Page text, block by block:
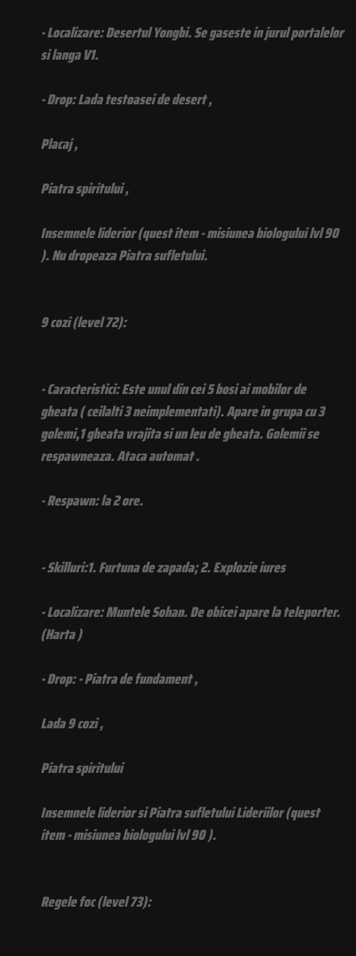
- Localizare: Desertul Yongbi. Se gaseste in jurul portalelor
si langa V1.
- Drop: Lada testoasei de desert ,
Placaj ,
Piatra spiritului ,
Insemnele liderior (quest item - misiunea biologului lvl 90
). Nu dropeaza Piatra sufletului.
9 cozi (level 72):
- Caracteristici: Este unul din cei 5 bosi ai mobilor de
gheata ( ceilalti 3 neimplementati). Apare in grupa cu 3
golemi,1 gheata vrajita si un leu de gheata. Golemii se
respawneaza. Ataca automat .
- Respawn: la 2 ore.
- Skilluri:1. Furtuna de zapada; 2. Explozie iures
- Localizare: Muntele Sohan. De obicei apare la teleporter.
(Harta )
- Drop: - Piatra de fundament ,
Lada 9 cozi ,
Piatra spiritului
Insemnele liderior si Piatra sufletului Lideriilor (quest
item - misiunea biologului lvl 90 ).
Regele foc (level 73):